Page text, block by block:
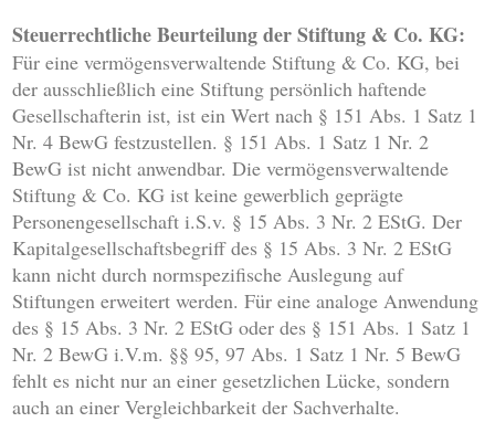
Steuerrechtliche Beurteilung der Stiftung & Co. KG:
Für eine vermögensverwaltende Stiftung & Co. KG, bei
der ausschließlich eine Stiftung persönlich haftende
Gesellschafterin ist, ist ein Wert nach § 151 Abs. 1 Satz 1
Nr. 4 BewG festzustellen. § 151 Abs. 1 Satz 1 Nr. 2
BewG ist nicht anwendbar. Die vermögensverwaltende
Stiftung & Co. KG ist keine gewerblich geprägte
Personengesellschaft i.S.v. § 15 Abs. 3 Nr. 2 EStG. Der
Kapitalgesellschaftsbegriff des § 15 Abs. 3 Nr. 2 EStG
kann nicht durch normspezifische Auslegung auf
Stiftungen erweitert werden. Für eine analoge Anwendung
des § 15 Abs. 3 Nr. 2 EStG oder des § 151 Abs. 1 Satz 1
Nr. 2 BewG i.V.m. §§ 95, 97 Abs. 1 Satz 1 Nr. 5 BewG
fehlt es nicht nur an einer gesetzlichen Lücke, sondern
auch an einer Vergleichbarkeit der Sachverhalte.